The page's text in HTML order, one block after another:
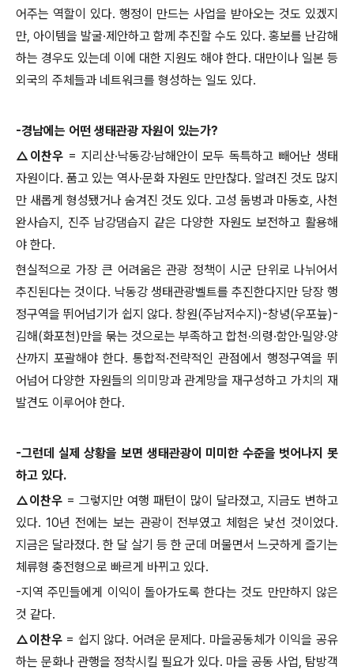
어주는 역할이 있다. 행정이 만드는 사업을 받아오는 것도 있겠지
만, 아이템을 발굴·제안하고 함께 추진할 수도 있다. 홍보를 난감해
하는 경우도 있는데 이에 대한 지원도 해야 한다. 대만이나 일본 등
외국의 주체들과 네트워크를 형성하는 일도 있다.
-경남에는 어떤 생태관광 자원이 있는가?
△이찬우 = 지리산·낙동강·남해안이 모두 독특하고 빼어난 생태
자원이다. 품고 있는 역사·문화 자원도 만만찮다. 알려진 것도 많지
만 새롭게 형성됐거나 숨겨진 것도 있다. 고성 둠벙과 마동호, 사천
완사습지 , 진주 남강댐습지 같은 다양한 자원도 보전하고 활용해
야 한다.
현실적으로 가장 큰 어려움은 관광 정책이 시군 단위로 나뉘어서
추진된다는 것이다. 낙동강 생태관광벨트를 추진한다지만 당장 행
정구역을 뛰어넘기가 쉽지 않다. 창원(주남저수지 )-창녕(우포늪)-
김해(화포천)만을 묶는 것으로는 부족하고 합천·의령·함안·밀양·양
산까지 포괄해야 한다. 통합적·전략적인 관점에서 행정구역을 뛰
어넘어 다양한 자원들의 의미망과 관계망을 재구성하고 가치의 재
발견도 이루어야 한다.
-그런데 실제 상황을 보면 생태관광이 미미한 수준을 벗어나지 못
하고 있다.
△이찬우 = 그렇지만 여행 패턴이 많이 달라졌고, 지금도 변하고
있다. 10년 전에는 보는 관광이 전부였고 체험은 낯선 것이었다.
지금은 달라졌다. 한 달 살기 등 한 군데 머물면서 느긋하게 즐기는
체류형 충전형으로 빠르게 바뀌고 있다.
-지역 주민들에게 이익이 돌아가도록 한다는 것도 만만하지 않은
것 같다.
△이찬우 = 쉽지 않다. 어려운 문제다. 마을공동체가 이익을 공유
하는 문화나 관행을 정착시킬 필요가 있다. 마을 공동 사업, 탐방객